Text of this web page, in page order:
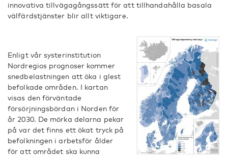
innovativa tillvägagångssätt för att tillhandahålla basala
välfärdstjänster blir allt viktigare.
Enligt vår systerinstitution
Nordregios prognoser kommer
snedbelastningen att öka i glest
befolkade områden. I kartan
visas den förväntade
försörjningsbördan i Norden för
år 2030. De mörka delarna pekar
på var det finns ett ökat tryck på
befolkningen i arbetsför ålder
för att området ska kunna